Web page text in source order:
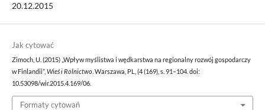
20.12.2015
Jak cytować
Zimoch, U. (2015) „Wpływ myślistwa i wędkarstwa na regionalny rozwój gospodarczy
w Finlandii”, Wieś i Rolnictwo. Warszawa, PL, (4 (169), s. 91–104. doi:
10.53098/wir.2015.4.169/06.
Formaty cytowań